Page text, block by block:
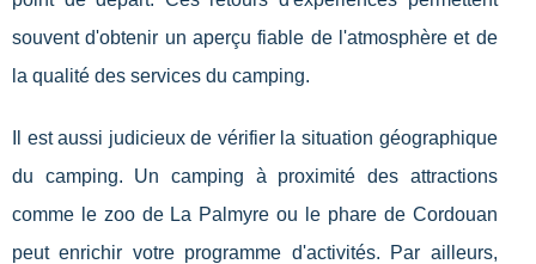
souvent d'obtenir un aperçu fiable de l'atmosphère et de
la qualité des services du camping.
Il est aussi judicieux de vérifier la situation géographique
du camping. Un camping à proximité des attractions
comme le zoo de La Palmyre ou le phare de Cordouan
peut enrichir votre programme d'activités. Par ailleurs,